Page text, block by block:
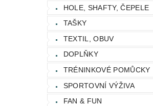
HOLE, SHAFTY, ČEPELE
TAŠKY
TEXTIL, OBUV
DOPLŇKY
TRÉNINKOVÉ POMŮCKY
SPORTOVNÍ VÝŽIVA
FAN & FUN